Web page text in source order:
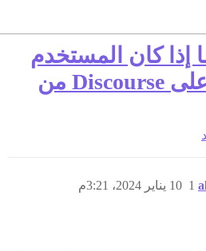
إذا كان المستخدم
مسجل الدخول على Discourse من
10 يناير 2024، 3:21م 1